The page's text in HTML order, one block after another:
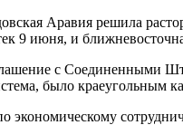
Аравия решила
9 июня, и
с Соединенными
было
экономическому